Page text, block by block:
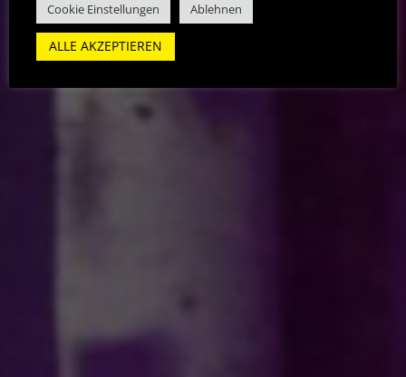
Cookie Einstellungen Ablehnen
ALLE AKZEPTIEREN